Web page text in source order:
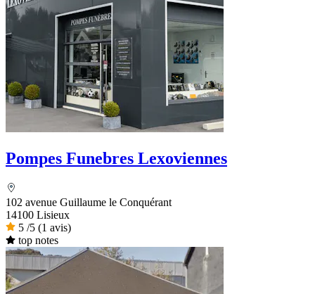
Pompes Funebres Lexoviennes
102 avenue Guillaume le Conquérant
14100 Lisieux
5 /5 (1 avis)
top notes